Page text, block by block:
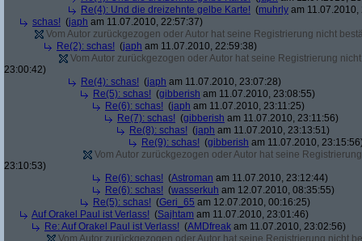
Re(4): Und die dreizehnte gelbe Karte! (muhrly am 11.07.2010,
schas! (japh am 11.07.2010, 22:57:37)
Vom Autor zurückgezogen oder Autor hat seine Registrierung nicht
Re(2): schas! (japh am 11.07.2010, 22:59:38)
Vom Autor zurückgezogen oder Autor hat seine Registrierung
23:00:42)
Re(4): schas! (japh am 11.07.2010, 23:07:28)
Re(5): schas! (gibberish am 11.07.2010, 23:08:55)
Re(6): schas! (japh am 11.07.2010, 23:11:25)
Re(7): schas! (gibberish am 11.07.2010, 23:11:56)
Re(8): schas! (japh am 11.07.2010, 23:13:51)
Re(9): schas! (gibberish am 11.07.2010,
Vom Autor zurückgezogen oder Autor hat seine
23:10:53)
Re(6): schas! (Astroman am 11.07.2010, 23:12:44)
Re(6): schas! (wasserkuh am 12.07.2010, 08:35:55)
Re(5): schas! (Geri_65 am 12.07.2010, 00:16:25)
Auf Orakel Paul ist Verlass! (Sajhtam am 11.07.2010, 23:01:46)
Re: Auf Orakel Paul ist Verlass! (AMDfreak am 11.07.2010, 23:02:56)
Vom Autor zurückgezogen oder Autor hat seine Registrierung nicht